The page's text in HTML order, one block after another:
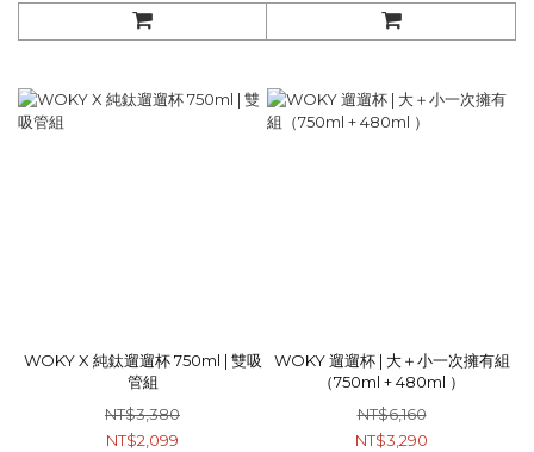
WOKY X 純鈦遛遛杯 750ml | 雙吸
管組
NT$3,380
NT$2,099
WOKY 遛遛杯 | 大＋小一次擁有組
（750ml + 480ml ）
NT$6,160
NT$3,290